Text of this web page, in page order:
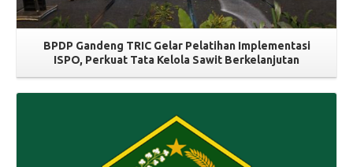
BPDP Gandeng TRIC Gelar Pelatihan Implementasi
ISPO, Perkuat Tata Kelola Sawit Berkelanjutan
Read More